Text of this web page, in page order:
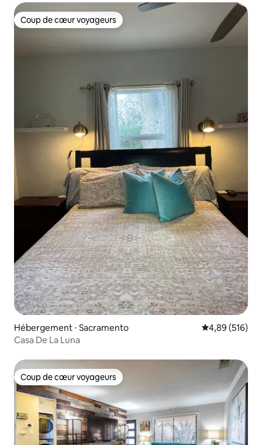
Coup de cœur voyageurs
Coup de cœur voyageurs
Hébergement ⋅ Sacramento Évaluation
4,89 (516)
Casa De La Luna
Coup de cœur voyageurs
Coup de cœur voyageurs